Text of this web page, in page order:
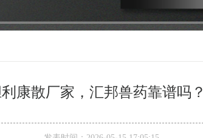
康散厂家，汇邦兽药靠谱吗？